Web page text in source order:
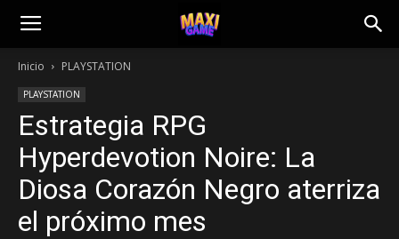
Inicio PLAYSTATION
PLAYSTATION
Estrategia RPG
Hyperdevotion Noire: La
Diosa Corazón Negro aterriza
el próximo mes